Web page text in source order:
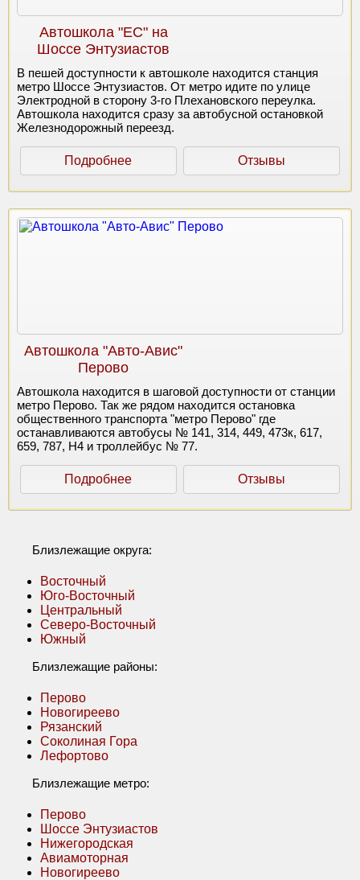
Автошкола "ЕС" на
Шоссе Энтузиастов
В пешей доступности к автошколе находится станция
метро Шоссе Энтузиастов. От метро идите по улице
Электродной в сторону 3-го Плехановского переулка.
Автошкола находится сразу за автобусной остановкой
Железнодорожный переезд.
Подробнее Отзывы
Автошкола "Авто-Авис"
Перово
Автошкола находится в шаговой доступности от станции
метро Перово. Так же рядом находится остановка
общественного транспорта "метро Перово" где
останавливаются автобусы № 141, 314, 449, 473к, 617,
659, 787, Н4 и троллейбус № 77.
Подробнее Отзывы
Близлежащие округа:
Восточный
Юго-Восточный
Центральный
Северо-Восточный
Южный
Близлежащие районы:
Перово
Новогиреево
Рязанский
Соколиная Гора
Лефортово
Близлежащие метро:
Перово
Шоссе Энтузиастов
Нижегородская
Авиамоторная
Новогиреево